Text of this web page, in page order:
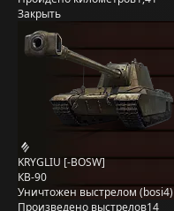
Закрыть
KRYGLIU [-BOSW]
КВ-90
Уничтожен выстрелом (bosi4)
Произведено выстрелов14